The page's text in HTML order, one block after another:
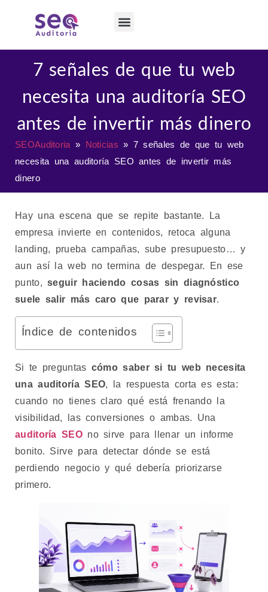
7 señales de que tu web
necesita una auditoría SEO
antes de invertir más dinero
SEOAuditoria » Noticias » 7 señales de que tu web
necesita una auditoría SEO antes de invertir más
dinero
Hay una escena que se repite bastante. La
empresa invierte en contenidos, retoca alguna
landing, prueba campañas, sube presupuesto… y
aun así la web no termina de despegar. En ese
punto,seguir haciendo cosas sin diagnóstico
suele salir más caro que parar y revisar.
Índice de contenidos
Si te preguntas cómo saber si tu web necesita
una auditoría SEO, la respuesta corta es esta:
cuando no tienes claro qué está frenando la
visibilidad, las conversiones o ambas. Una
auditoría SEOno sirve para llenar un informe
bonito. Sirve para detectar dónde se está
perdiendo negocio y qué debería priorizarse
primero.